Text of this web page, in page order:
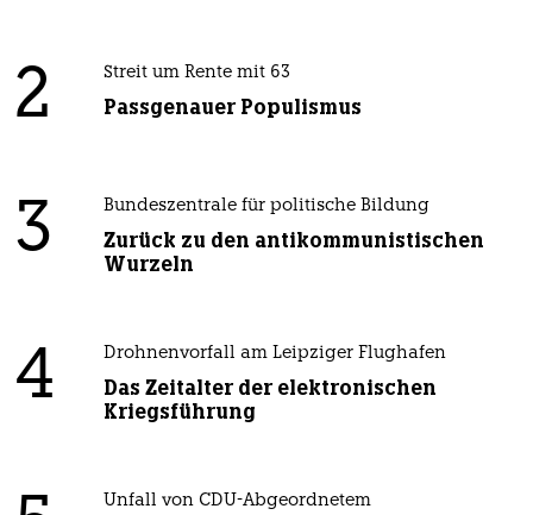
2 Streit um Rente mit 63
Passgenauer Populismus
3 Bundeszentrale für politische Bildung
Zurück zu den antikommunistischen
Wurzeln
4 Drohnenvorfall am Leipziger Flughafen
Das Zeitalter der elektronischen
Kriegsführung
Unfall von CDU-Abgeordnetem